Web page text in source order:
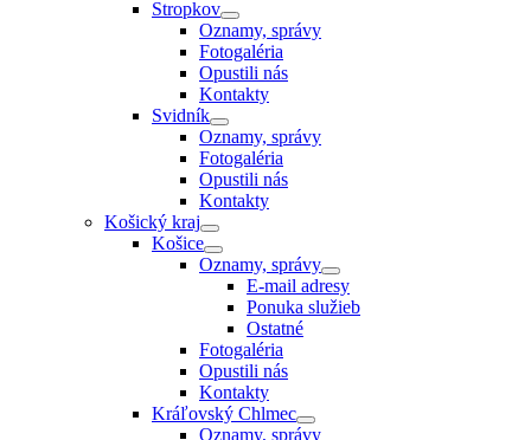
Stropkov
Oznamy, správy
Fotogaléria
Opustili nás
Kontakty
Svidník
Oznamy, správy
Fotogaléria
Opustili nás
Kontakty
Košický kraj
Košice
Oznamy, správy
E-mail adresy
Ponuka služieb
Ostatné
Fotogaléria
Opustili nás
Kontakty
Kráľovský Chlmec
Oznamy, správy